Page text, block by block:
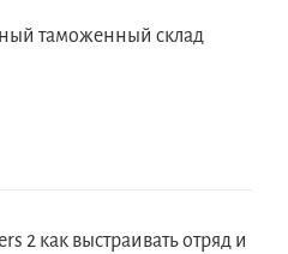
таможенный склад
2 как выстраивать отряд и